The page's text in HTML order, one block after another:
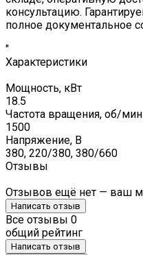
консультацию.
полное документальное
"
Характеристики
Мощность, кВт
18.5
Частота вращения, об/мин
1500
Напряжение, В
380, 220/380, 380/660
Отзывы
Отзывов ещё нет — ваш
Написать отзыв
Все отзывы 0
общий рейтинг
Написать отзыв